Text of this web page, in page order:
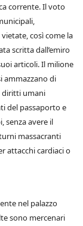
corrente. Il voto
così come la
scritta dall’emiro
articoli. Il milione
ammazzano di
diritti umani
del passaporto e
senza avere il
massacranti
attacchi cardiaci o
nel palazzo
sono mercenari